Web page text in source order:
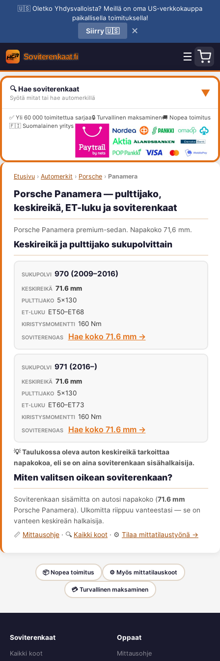
🇺🇸 Oletko Yhdysvalloista? Meillä on oma US-verkkokauppa
paikallisella toimituksella!
Siirry 🇺🇸 ✕
☰
🔍 Hae soviterenkaat
Syötä mitat tai hae automerkillä ▼
✅ Yli 60 000 toimitettua sarjaa🔒 Turvallinen maksaminen🚚 Nopea toimitus
🇫🇮 Suomalainen yritys
Etusivu › Automerkit › Porsche › Panamera
Porsche Panamera — pulttijako,
keskireikä, ET-luku ja soviterenkaat
Porsche Panamera premium-sedan. Napakoko 71,6 mm.
Keskireikä ja pulttijako sukupolvittain
970 (2009–2016)
71.6 mm
5x130
ET50–ET68
160 Nm
Hae koko 71.6 mm →
971 (2016–)
71.6 mm
5x130
ET60–ET73
160 Nm
Hae koko 71.6 mm →
💡 Taulukossa oleva auton keskireikä tarkoittaa
napakokoa, eli se on aina soviterenkaan sisähalkaisija.
Miten valitsen oikean soviterenkaan?
Soviterenkaan sisämitta on autosi napakoko (71.6 mm
Porsche Panamera). Ulkomitta riippuu vanteestasi — se on
vanteen keskireän halkaisija.
📏 Mittausohje · 🔍 Kaikki koot · ⚙️ Tilaa mittatilaustyönä →
📦 Nopea toimitus ⚙️ Myös mittatilauskoot
💳 Turvallinen maksaminen
Soviterenkaat
Kaikki koot
Oppaat
Mittausohje